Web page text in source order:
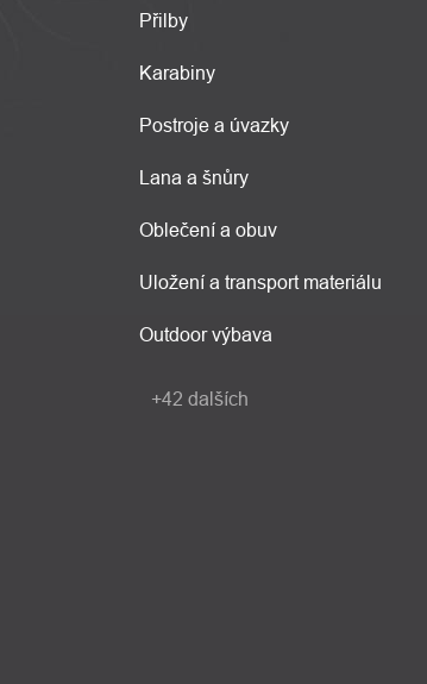
Přilby
Karabiny
Postroje a úvazky
Lana a šnůry
Oblečení a obuv
Uložení a transport materiálu
Outdoor výbava
+42 dalších